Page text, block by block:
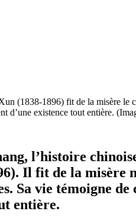
(1838-1896) fit de la misère
d’une existence tout entière.
l’histoire
Il fit de la
Sa vie témoigne
entière.